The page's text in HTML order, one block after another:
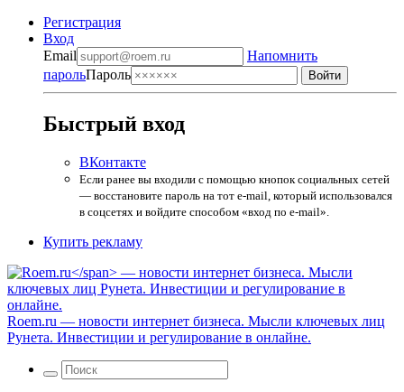
Регистрация
Вход
Email
Напомнить
парольПароль
Быстрый вход
ВКонтакте
Если ранее вы входили с помощью кнопок социальных сетей
— восстановите пароль на тот e-mail, который использовался
в соцсетях и войдите способом «вход по e-mail».
Купить рекламу
Roem.ru — новости интернет бизнеса. Мысли ключевых лиц
Рунета. Инвестиции и регулирование в онлайне.